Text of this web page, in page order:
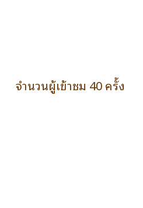
จำนวนผู้เข้าชม 40 ครั้ง